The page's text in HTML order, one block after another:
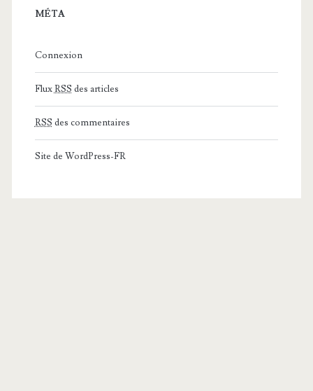
MÉTA
Connexion
FluxRSS des articles
RSS des commentaires
Site de WordPress-FR